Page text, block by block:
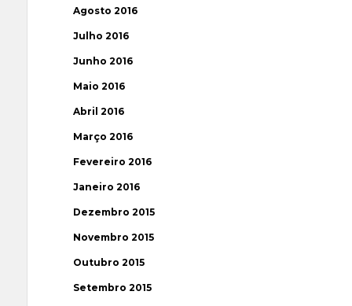
Agosto 2016
Julho 2016
Junho 2016
Maio 2016
Abril 2016
Março 2016
Fevereiro 2016
Janeiro 2016
Dezembro 2015
Novembro 2015
Outubro 2015
Setembro 2015